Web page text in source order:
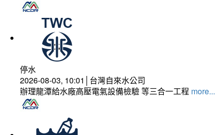
停水
2026-08-03, 10:01│台灣自來水公司
辦理龍潭給水廠高壓電氣設備檢驗 等三合一工程 more...